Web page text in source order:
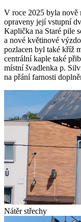
V roce 2025 byla nově
opraveny její vstupní
Kaplička na Staré pile
a nové květinové
pozlacen byl také kříž
centrální kaple také
místní švadlenka p.
na přání farnosti
Nátěr střechy